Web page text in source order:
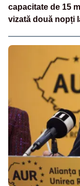
capacitate de 15
vizată două nopți